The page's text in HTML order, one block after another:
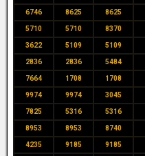
6746 8625 8625
5710 5710 8370
3622 5109 5109
2836 2836 5484
7664 1708 1708
9974 9974 3045
7825 5316 5316
8953 8953 8740
4235 9185 9185